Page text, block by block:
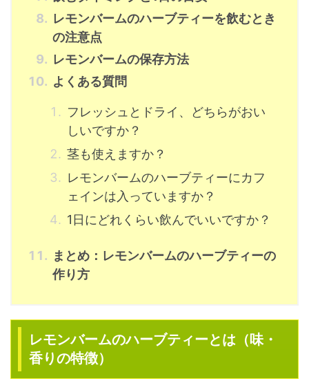
レモンバームのハーブティーを飲むとき
の注意点
レモンバームの保存方法
よくある質問
フレッシュとドライ、どちらがおい
しいですか？
茎も使えますか？
レモンバームのハーブティーにカフ
ェインは入っていますか？
1日にどれくらい飲んでいいですか？
まとめ：レモンバームのハーブティーの
作り方
レモンバームのハーブティーとは（味・
香りの特徴）